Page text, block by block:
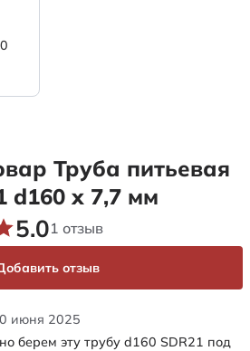
Труба питьевая
d160 х 7,7 мм
июня 2025
берем эту трубу d160 SDR21 под
5.01 отзыв
отзыв